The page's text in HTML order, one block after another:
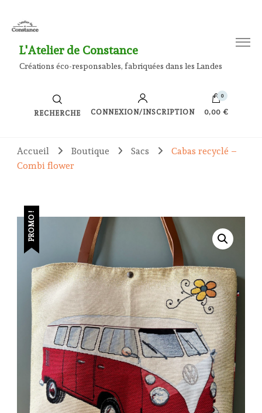
L'Atelier de Constance
Créations éco-responsables, fabriquées dans les Landes
RECHERCHE CONNEXION/INSCRIPTION
0
0,00 €
Accueil Boutique Sacs
Cabas recyclé –
Combi flower
PROMO !